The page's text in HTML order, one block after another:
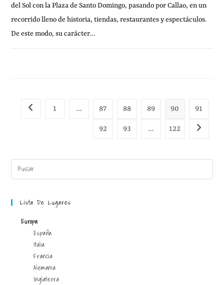
del Sol con la Plaza de Santo Domingo, pasando por Callao, en un
recorrido lleno de historia, tiendas, restaurantes y espectáculos.
De este modo, su carácter…
1 … 87 88 89 90 91
92 93 … 122
Lista De Lugares
Europa
España
Italia
Francia
Alemania
Inglaterra